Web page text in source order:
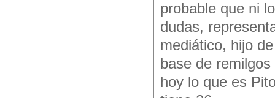
probable que ni
dudas,
mediático, hijo
base de
hoy lo que es